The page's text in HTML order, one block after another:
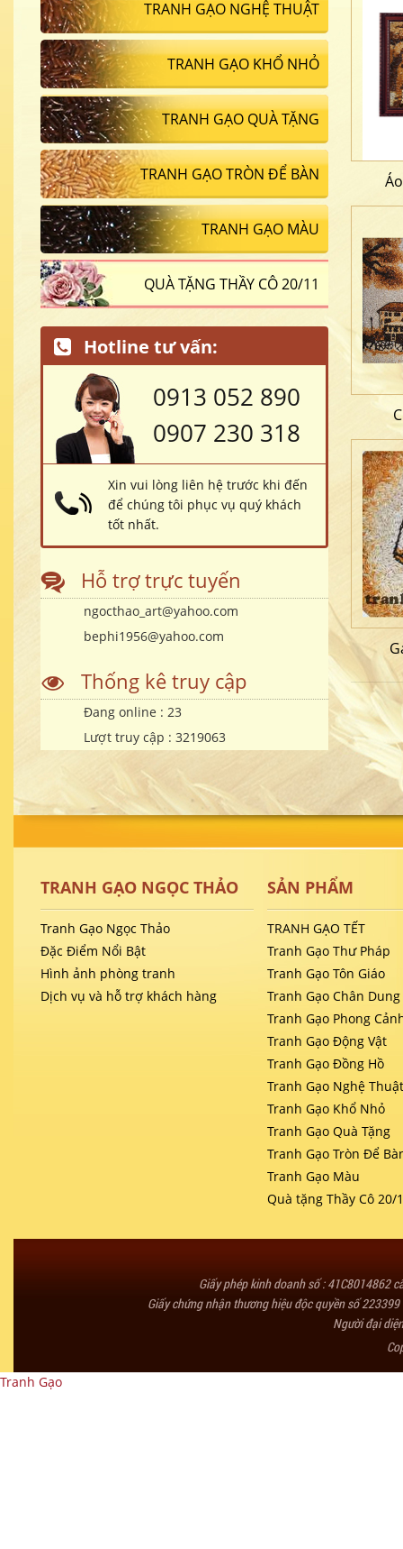
TRANH GẠO NGHỆ THUẬT
TRANH GẠO KHỔ NHỎ
TRANH GẠO QUÀ TẶNG
TRANH GẠO TRÒN ĐỂ BÀN
TRANH GẠO MÀU
QUÀ TẶNG THẦY CÔ 20/11
Hotline tư vấn:
0913 052 890
0907 230 318
Xin vui lòng liên hệ trước khi đến
để chúng tôi phục vụ quý khách
tốt nhất.
Hỗ trợ trực tuyến
ngocthao_art@yahoo.com
bephi1956@yahoo.com
Thống kê truy cập
Đang online : 23
Lượt truy cập : 3219063
TRANH GẠO NGỌC THẢO
Tranh Gạo Ngọc Thảo
Đặc Điểm Nổi Bật
Hình ảnh phòng tranh
Dịch vụ và hỗ trợ khách hàng
SẢN PHẨM
TRANH GẠO TẾT
Tranh Gạo Thư Pháp
Tranh Gạo Tôn Giáo
Tranh Gạo Chân Dung
Tranh Gạo Phong
Tranh Gạo Động Vật
Tranh Gạo Đồng Hồ
Tranh Gạo Nghệ
Tranh Gạo Khổ Nhỏ
Tranh Gạo Quà Tặng
Tranh Gạo Tròn Để
Tranh Gạo Màu
Quà tặng Thầy Cô 20/
Giấy phép kinh doanh số : 41C8014862
Giấy chứng nhận thương hiệu độc quyền số
Người đại
Tranh Gạo